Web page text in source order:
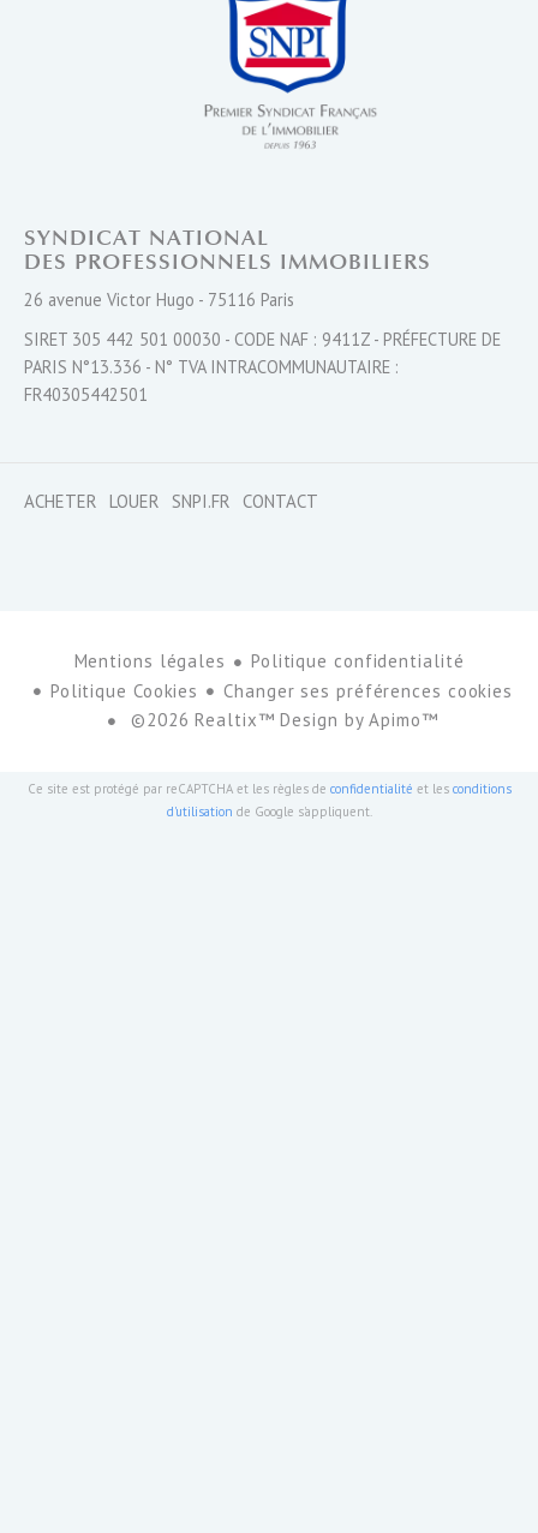
SYNDICAT NATIONAL
DES PROFESSIONNELS IMMOBILIERS
26 avenue Victor Hugo - 75116 Paris
SIRET 305 442 501 00030 - CODE NAF : 9411Z - PRÉFECTURE DE
PARIS N°13.336 - N° TVA INTRACOMMUNAUTAIRE :
FR40305442501
ACHETER LOUER SNPI.FR CONTACT
Mentions légales
Politique confidentialité
Politique Cookies
Changer ses préférences cookies
©2026 Realtix™ Design byApimo™
Ce site est protégé par reCAPTCHA et les règles de confidentialité et les conditions
d'utilisation de Google s'appliquent.